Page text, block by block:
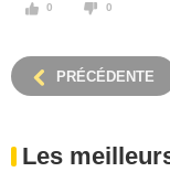
0 0
PRÉCÉDENTE
Les